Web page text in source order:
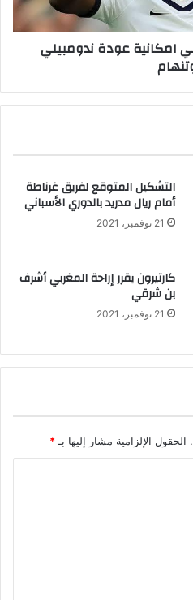
امكانية عودة ندومبيلي
التشكيل المتوقع لفريق غرناطة
أمام ريال مدريد بالدوري الأسباني
21 نوفمبر، 2021
كارتيرون يقرر إراحة المغربي أشرف
بن شرقي
21 نوفمبر، 2021
الحقول الإلزامية مشار إليها بـ *